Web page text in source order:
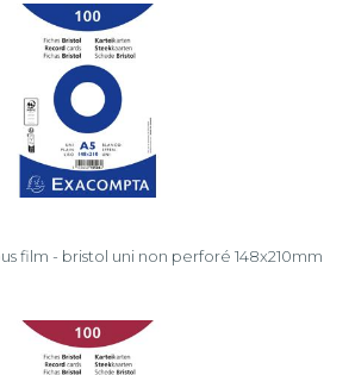
film - bristol uni non perforé 148x210mm